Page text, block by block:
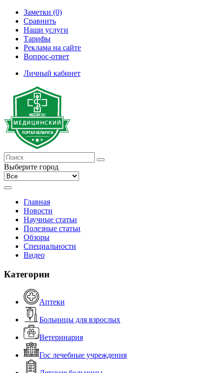
Заметки (0)
Сравнить
Наши услуги
Тарифы
Реклама на сайте
Вопрос-ответ
Личный кабинет
Выберите город
Главная
Новости
Научные статьи
Полезные статьи
Обзоры
Специальности
Видео
Категории
Аптеки
Больницы для взрослых
Ветеринария
Гос лечебные учреждения